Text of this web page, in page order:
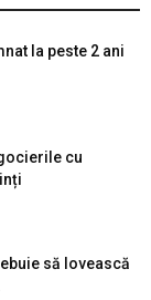
la peste 2 ani
cu
să lovească